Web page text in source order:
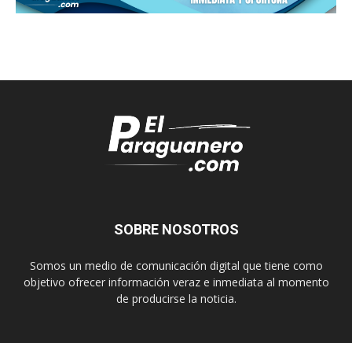
SOBRE NOSOTROS
Somos un medio de comunicación digital que tiene como
objetivo ofrecer información veraz e inmediata al momento
de producirse la noticia.